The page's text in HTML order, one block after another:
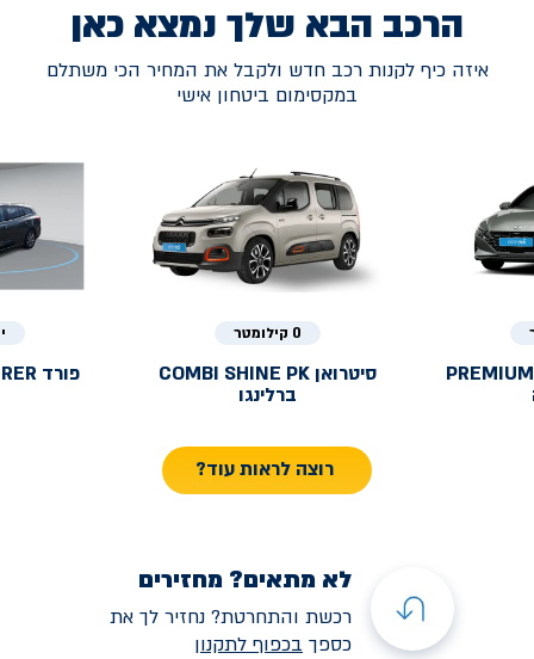
הרכב הבא שלך נמצא כאן
איזה כיף לקנות רכב חדש ולקבל את המחיר הכי משתלם
במקסימום ביטחון אישי
0 קילומטר
סיטרואן COMBI SHINE PK
ברלינגו
פורד
רוצה לראות עוד?
לא מתאים? מחזירים
רכשת והתחרטת? נחזיר לך את
כספך בכפוף לתקנון